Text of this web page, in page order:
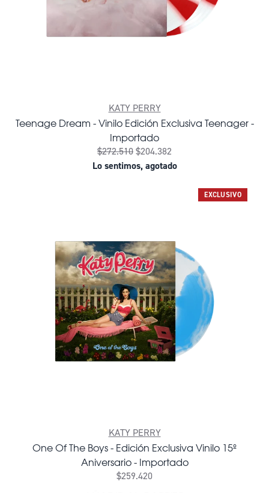
KATY PERRY
Teenage Dream - Vinilo Edición Exclusiva Teenager -
Importado
$272.510$204.382
Lo sentimos, agotado
EXCLUSIVO
KATY PERRY
One Of The Boys - Edición Exclusiva Vinilo 15º
Aniversario - Importado
$259.420